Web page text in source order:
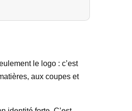
le logo : c’est
aux coupes et